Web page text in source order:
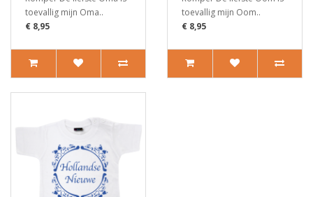
toevallig mijn Oma..
€ 8,95
toevallig mijn Oom..
€ 8,95